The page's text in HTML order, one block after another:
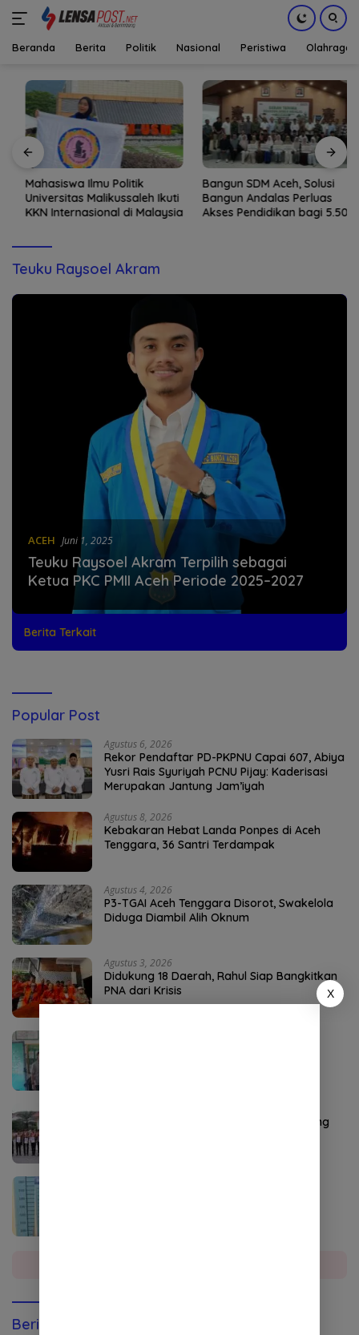
konten
Beranda Berita Politik Nasional Peristiwa Olahraga
Mahasiswa Ilmu Politik
Universitas Malikussaleh Ikuti
KKN Internasional di Malaysia
Bangun SDM Aceh, Solusi
Bangun Andalas Perluas
Akses Pendidikan bagi 5.500
Teuku Raysoel Akram
ACEH Juni 1, 2025
Teuku Raysoel Akram Terpilih sebagai
Ketua PKC PMII Aceh Periode 2025–2027
Berita Terkait
Popular Post
Agustus 6, 2026
Rekor Pendaftar PD-PKPNU Capai 607, Abiya
Yusri Rais Syuriyah PCNU Pijay: Kaderisasi
Merupakan Jantung Jam’iyah
Agustus 8, 2026
Kebakaran Hebat Landa Ponpes di Aceh
Tenggara, 36 Santri Terdampak
Agustus 4, 2026
P3-TGAI Aceh Tenggara Disorot, Swakelola
Diduga Diambil Alih Oknum
Agustus 3, 2026
Didukung 18 Daerah, Rahul Siap Bangkitkan
PNA dari Krisis
Ketua Kwarcab Nagan Raya Raja Sayang
Berita Olahraga
X